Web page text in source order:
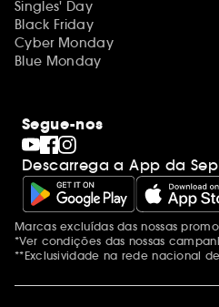
Singles' Day
Black Friday
Cyber Monday
Blue Monday
Segue-nos
Descarrega a App da
Menções adicionais
Marcas excluídas das nossas
*Ver condições das nossas
**Exclusividade na rede nacional